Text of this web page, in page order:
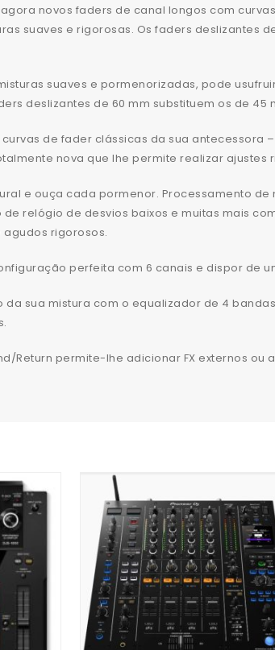
agora novos faders de canal longos com
suaves e rigorosas. Os faders deslizantes
suaves e pormenorizadas, pode
deslizantes de 60 mm substituem os de 45
de fader clássicas da sua
nova que lhe permite realizar
e ouça cada pormenor. Processamento
de relógio de desvios baixos e muitas mais
agudos rigorosos.
perfeita com 6 canais e dispor de
da sua mistura com o equalizador de 4
Return permite-lhe adicionar FX externos